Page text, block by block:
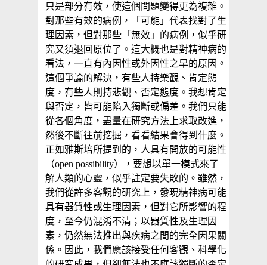
只是部分有效，使這個問題變得更為複雜。
對那些有效的病例，「可能」代表找對了生
理因素，但對那些「無效」的病例，似乎研
究又須退回原位了。這大概也是對精神病的
看法，一直有內因性或外因性之早的原因。
這個爭論的解決，有些人持樂觀、肯定態
度，有些人則持悲觀、否定態度。我想肯定
與否定，皆可能陷入獨斷或偏差。我們只能
從各個角度，盡量在研究方法上求取改進，
然後不斷往前挖掘，看看結果會得到什麼。
正如雅斯培所提到的，人具有開放的可能性
（open possibility），要想以單一模式來了
解人類的心靈，似乎註定要失敗的。雖然，
我們從許多客觀的研究上，發現精神病可能
具有器質性或生理因素，但對它所影響的程
度，至今仍混淆不清；以器質性及生理因
素，仍然無法推出與疾病之間的完全因果關
係。因此，我們應該接受任何客觀、科學化